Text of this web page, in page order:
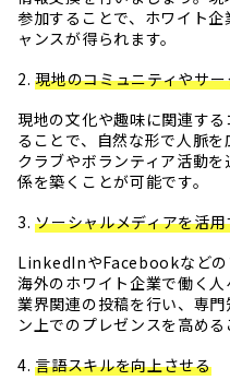
参加することで、ホワイト
ャンスが得られます。
2.現地のコミュニティやサ
現地の文化や趣味に関連す
ることで、自然な形で人脈
クラブやボランティア活動
係を築くことが可能です。
3.ソーシャルメディアを活
LinkedInやFacebookなどの
海外のホワイト企業で働く
業界関連の投稿を行い、専
ン上でのプレゼンスを高める
4.言語スキルを向上させる